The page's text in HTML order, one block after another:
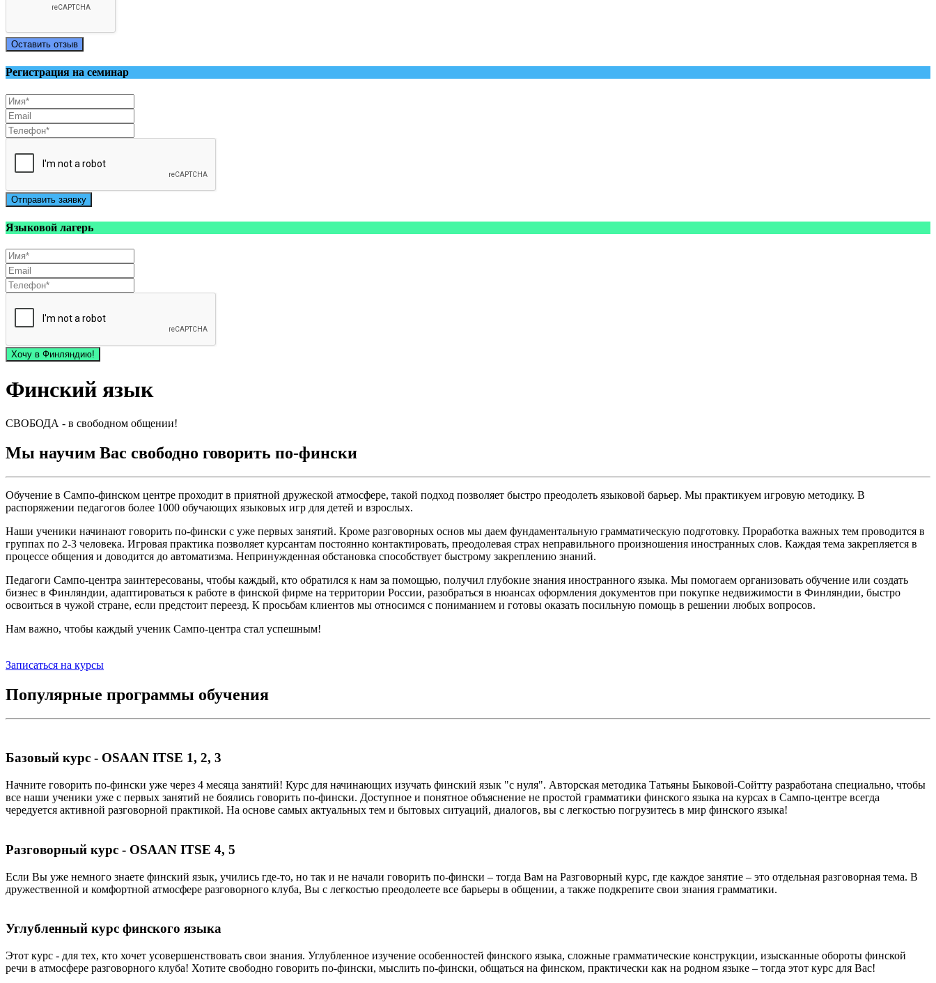
Оставить отзыв
Регистрация на семинар
Отправить заявку
Языковой лагерь
Хочу в Финляндию!
Финский язык
СВОБОДА - в свободном общении!
Мы научим Вас свободно говорить по-фински
Обучение в Сампо-финском центре проходит в приятной дружеской атмосфере, такой подход позволяет быстро преодолеть языковой барьер. Мы практикуем игровую методику. В
распоряжении педагогов более 1000 обучающих языковых игр для детей и взрослых.
Наши ученики начинают говорить по-фински с уже первых занятий. Кроме разговорных основ мы даем фундаментальную грамматическую подготовку. Проработка важных тем проводится в
группах по 2-3 человека. Игровая практика позволяет курсантам постоянно контактировать, преодолевая страх неправильного произношения иностранных слов. Каждая тема закрепляется в
процессе общения и доводится до автоматизма. Непринужденная обстановка способствует быстрому закреплению знаний.
Педагоги Сампо-центра заинтересованы, чтобы каждый, кто обратился к нам за помощью, получил глубокие знания иностранного языка. Мы помогаем организовать обучение или создать
бизнес в Финляндии, адаптироваться к работе в финской фирме на территории России, разобраться в нюансах оформления документов при покупке недвижимости в Финляндии, быстро
освоиться в чужой стране, если предстоит переезд. К просьбам клиентов мы относимся с пониманием и готовы оказать посильную помощь в решении любых вопросов.
Нам важно, чтобы каждый ученик Сампо-центра стал успешным!
Записаться на курсы
Популярные программы обучения
Базовый курс - OSAAN ITSE 1, 2, 3
Начните говорить по-фински уже через 4 месяца занятий! Курс для начинающих изучать финский язык "с нуля". Авторская методика Татьяны Быковой-Сойтту разработана специально, чтобы
все наши ученики уже с первых занятий не боялись говорить по-фински. Доступное и понятное объяснение не простой грамматики финского языка на курсах в Сампо-центре всегда
чередуется активной разговорной практикой. На основе самых актуальных тем и бытовых ситуаций, диалогов, вы с легкостью погрузитесь в мир финского языка!
Разговорный курс - OSAAN ITSE 4, 5
Если Вы уже немного знаете финский язык, учились где-то, но так и не начали говорить по-фински – тогда Вам на Разговорный курс, где каждое занятие – это отдельная разговорная тема. В
дружественной и комфортной атмосфере разговорного клуба, Вы с легкостью преодолеете все барьеры в общении, а также подкрепите свои знания грамматики.
Углубленный курс финского языка
Этот курс - для тех, кто хочет усовершенствовать свои знания. Углубленное изучение особенностей финского языка, сложные грамматические конструкции, изысканные обороты финской
речи в атмосфере разговорного клуба! Хотите свободно говорить по-фински, мыслить по-фински, общаться на финском, практически как на родном языке – тогда этот курс для Вас!